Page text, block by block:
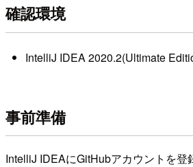
確認環境
IntelliJ IDEA 2020.2(Ultimate
事前準備
IntelliJ IDEAにGitHubアカウントを登